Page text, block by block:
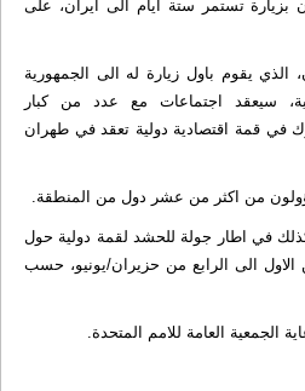
بزيارة تستمر ستة ايام الى ايران، على
يقوم باول زيارة له الى الجمهورية
سيعقد اجتماعات مع عدد من كبار
في قمة اقتصادية دولية تعقد في طهران
من اكثر من عشر دول من المنطقة.
في اطار جولة للحشد لقمة دولية حول
الاول الى الرابع من حزيران/يونيو، حسب
الجمعية العامة للامم المتحدة.